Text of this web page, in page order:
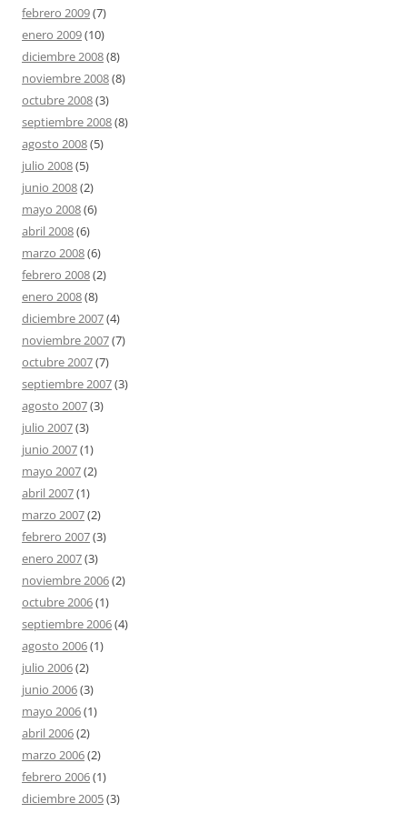
febrero 2009(7)
enero 2009(10)
diciembre 2008(8)
noviembre 2008(8)
octubre 2008(3)
septiembre 2008(8)
agosto 2008(5)
julio 2008(5)
junio 2008(2)
mayo 2008(6)
abril 2008(6)
marzo 2008(6)
febrero 2008(2)
enero 2008(8)
diciembre 2007(4)
noviembre 2007(7)
octubre 2007(7)
septiembre 2007(3)
agosto 2007(3)
julio 2007(3)
junio 2007(1)
mayo 2007(2)
abril 2007(1)
marzo 2007(2)
febrero 2007(3)
enero 2007(3)
noviembre 2006(2)
octubre 2006(1)
septiembre 2006(4)
agosto 2006(1)
julio 2006(2)
junio 2006(3)
mayo 2006(1)
abril 2006(2)
marzo 2006(2)
febrero 2006(1)
diciembre 2005(3)